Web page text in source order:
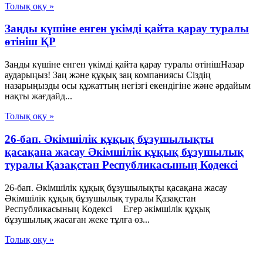
Толық оқу »
Заңды күшіне енген үкімді қайта қарау туралы
өтініш ҚР
Заңды күшіне енген үкімді қайта қарау туралы өтінішНазар
аударыңыз! Заң және құқық заң компаниясы Сіздің
назарыңызды осы құжаттың негізгі екендігіне және әрдайым
нақты жағдайд...
Толық оқу »
26-бап. Әкiмшiлiк құқық бұзушылықты
қасақана жасау Әкімшілік құқық бұзушылық
туралы Қазақстан Республикасының Кодексі
26-бап. Әкiмшiлiк құқық бұзушылықты қасақана жасау
Әкімшілік құқық бұзушылық туралы Қазақстан
Республикасының Кодексі Егер әкiмшiлiк құқық
бұзушылық жасаған жеке тұлға өз...
Толық оқу »